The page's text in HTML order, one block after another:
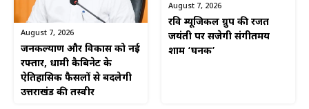
August 7, 2026
जनकल्याण और विकास को नई
रफ्तार, धामी कैबिनेट के
ऐतिहासिक फैसलों से बदलेगी
उत्तराखंड की तस्वीर
August 7, 2026
रवि म्यूजिकल ग्रुप की रजत
जयंती पर सजेगी संगीतमय
शाम ‘घनक’